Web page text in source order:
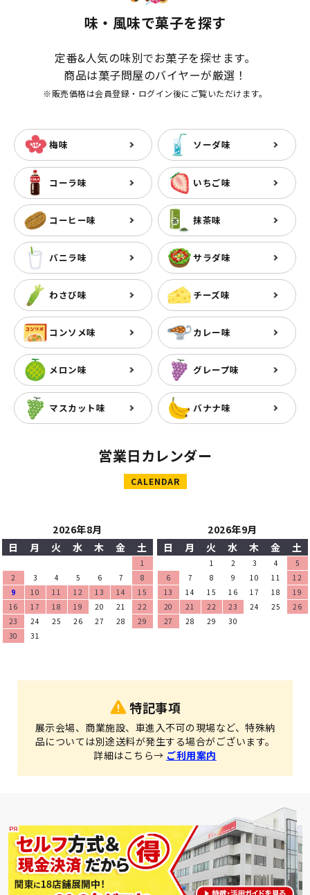
味・風味で菓子を探す
定番&人気の味別でお菓子を探せます。
商品は菓子問屋のバイヤーが厳選！
※販売価格は会員登録・ログイン後にご覧いただけます。
梅味 ソーダ味
コーラ味 いちご味
コーヒー味 抹茶味
バニラ味 サラダ味
わさび味 チーズ味
コンソメ味 カレー味
メロン味 グレープ味
マスカット味 バナナ味
営業日カレンダー
CALENDAR
2026年8月
日
月 火 水 木 金 土
1
2
3 4 5 6 7
8
9
10 11 12 13 14
15
16
17 18 19 20 21
22
23
24 25 26 27 28
29
30
31
2026年9月
日
月 火 水 木 金 土
1 2 3 4
5
6
7 8 9 10 11
12
13
14 15 16 17 18
19
20
21 22 23 24 25
26
27
28 29 30
特記事項
展示会場、商業施設、車進入不可の現場など、特殊納
品については別途送料が発生する場合がございます。
詳細はこちら→ ご利用案内